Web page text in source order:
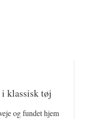
klassisk tøj
og fundet hjem